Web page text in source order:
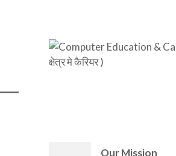
Our Mission